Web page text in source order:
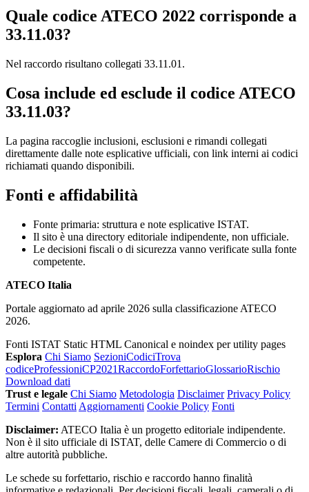
Quale codice ATECO 2022 corrisponde a
33.11.03?
Nel raccordo risultano collegati 33.11.01.
Cosa include ed esclude il codice ATECO
33.11.03?
La pagina raccoglie inclusioni, esclusioni e rimandi collegati
direttamente dalle note esplicative ufficiali, con link interni ai codici
richiamati quando disponibili.
Fonti e affidabilità
Fonte primaria: struttura e note esplicative ISTAT.
Il sito è una directory editoriale indipendente, non ufficiale.
Le decisioni fiscali o di sicurezza vanno verificate sulla fonte
competente.
ATECO Italia
Portale aggiornato ad aprile 2026 sulla classificazione ATECO
2026.
Fonti ISTAT Static HTML Canonical e noindex per utility pages
Esplora Chi Siamo SezioniCodiciTrova
codiceProfessioniCP2021RaccordoForfettarioGlossarioRischio
Download dati
Trust e legale Chi Siamo Metodologia Disclaimer Privacy Policy
Termini Contatti Aggiornamenti Cookie Policy Fonti
Disclaimer: ATECO Italia è un progetto editoriale indipendente.
Non è il sito ufficiale di ISTAT, delle Camere di Commercio o di
altre autorità pubbliche.
Le schede su forfettario, rischio e raccordo hanno finalità